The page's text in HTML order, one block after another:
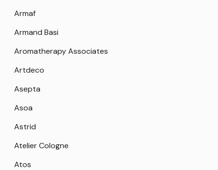
Armaf
Armand Basi
Aromatherapy Associates
Artdeco
Asepta
Asoa
Astrid
Atelier Cologne
Atos